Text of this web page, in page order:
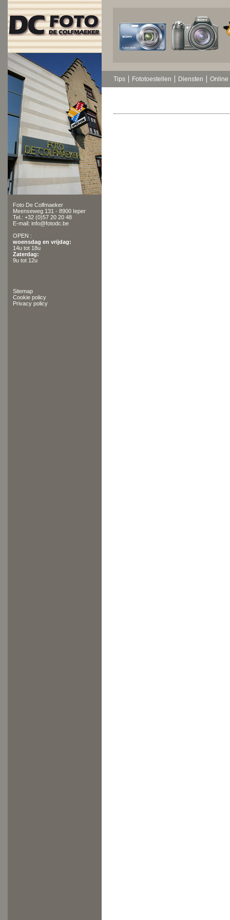
Foto De Colfmaeker
Meenseweg 131 - 8900 Ieper
Tel.: +32 (0)57 20 20 48
E-mail: info@fotodc.be
OPEN :
woensdag en vrijdag:
14u tot 18u
Zaterdag:
9u tot 12u
Sitemap
Cookie policy
Privacy policy
Tips Fototoestellen Diensten Online